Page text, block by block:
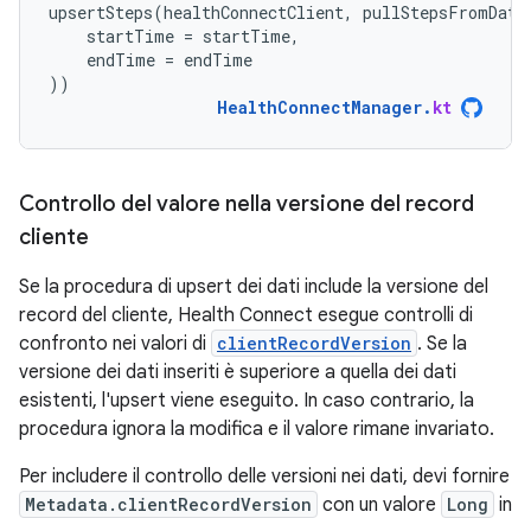
upsertSteps(healthConnectClient,
startTime = startTime,
endTime = endTime
))
HealthConnectManager. kt
Controllo del valore nella versione del record
cliente
Se la procedura di upsert dei dati include la versione del
record del cliente, Health Connect esegue controlli di
confronto nei valori di clientRecordVersion . Se la
versione dei dati inseriti è superiore a quella dei dati
esistenti, l'upsert viene eseguito. In caso contrario, la
procedura ignora la modifica e il valore rimane invariato.
Per includere il controllo delle versioni nei dati, devi fornire
Metadata.clientRecordVersion con un valore Long in